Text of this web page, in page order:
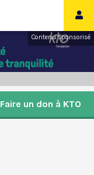
Contenu sponsorisé
Faire un don à KTO